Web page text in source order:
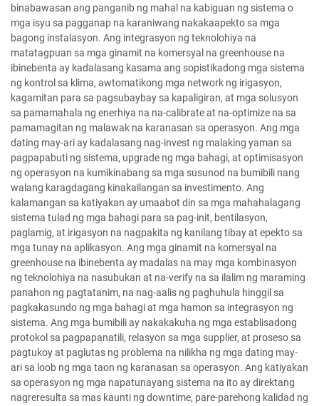
binabawasan ang panganib ng mahal na kabiguan ng sistema o
mga isyu sa pagganap na karaniwang nakakaapekto sa mga
bagong instalasyon. Ang integrasyon ng teknolohiya na
matatagpuan sa mga ginamit na komersyal na greenhouse na
ibinebenta ay kadalasang kasama ang sopistikadong mga sistema
ng kontrol sa klima, awtomatikong mga network ng irigasyon,
kagamitan para sa pagsubaybay sa kapaligiran, at mga solusyon
sa pamamahala ng enerhiya na na-calibrate at na-optimize na sa
pamamagitan ng malawak na karanasan sa operasyon. Ang mga
dating may-ari ay kadalasang nag-invest ng malaking yaman sa
pagpapabuti ng sistema, upgrade ng mga bahagi, at optimisasyon
ng operasyon na kumikinabang sa mga susunod na bumibili nang
walang karagdagang kinakailangan sa investimento. Ang
kalamangan sa katiyakan ay umaabot din sa mga mahahalagang
sistema tulad ng mga bahagi para sa pag-init, bentilasyon,
paglamig, at irigasyon na nagpakita ng kanilang tibay at epekto sa
mga tunay na aplikasyon. Ang mga ginamit na komersyal na
greenhouse na ibinebenta ay madalas na may mga kombinasyon
ng teknolohiya na nasubukan at na-verify na sa ilalim ng maraming
panahon ng pagtatanim, na nag-aalis ng paghuhula hinggil sa
pagkakasundo ng mga bahagi at mga hamon sa integrasyon ng
sistema. Ang mga bumibili ay nakakakuha ng mga establisadong
protokol sa pagpapanatili, relasyon sa mga supplier, at proseso sa
pagtukoy at paglutas ng problema na nilikha ng mga dating may-
ari sa loob ng mga taon ng karanasan sa operasyon. Ang katiyakan
sa operasyon ng mga napatunayang sistema na ito ay direktang
nagreresulta sa mas kaunti ng downtime, pare-parehong kalidad ng